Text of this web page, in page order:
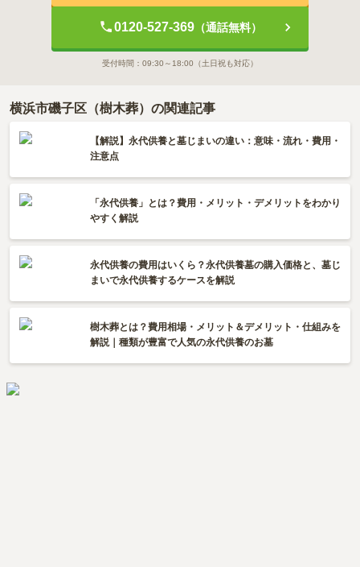
0120-527-369（通話無料）
受付時間： 09:30～18:00 （土日祝も対応）
横浜市磯子区（樹木葬）の関連記事
【解説】永代供養と墓じまいの違い：意味・流れ・費用・
注意点
「永代供養」とは？費用・メリット・デメリットをわかり
やすく解説
永代供養の費用はいくら？永代供養墓の購入価格と、墓じ
まいで永代供養するケースを解説
樹木葬とは？費用相場・メリット＆デメリット・仕組みを
解説｜種類が豊富で人気の永代供養のお墓